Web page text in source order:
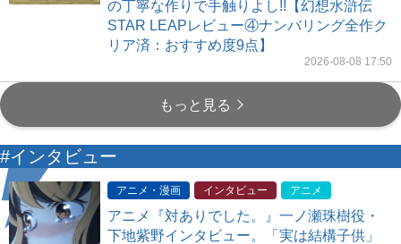
の丁寧な作りで手触りよし!!【幻想水滸伝
STAR LEAPレビュー④ナンバリング全作ク
リア済：おすすめ度9点】
2026-08-08 17:50
もっと見る
#インタビュー
アニメ・漫画 インタビュー アニメ
アニメ『対ありでした。』一ノ瀬珠樹役・
下地紫野インタビュー。「実は結構子供」